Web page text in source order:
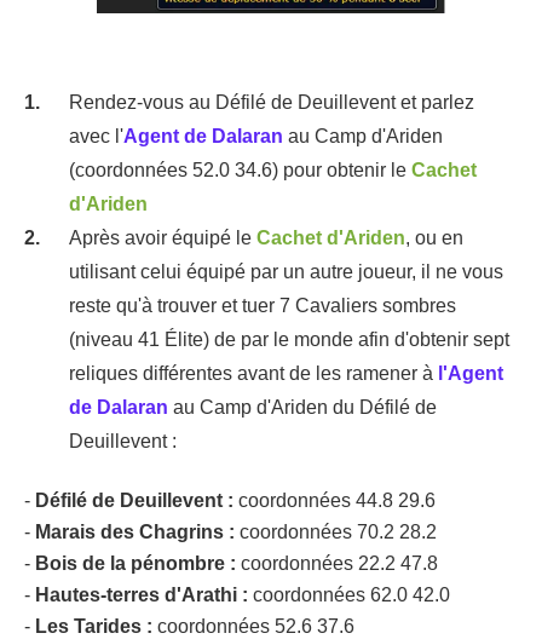
Rendez-vous au Défilé de Deuillevent et parlez
avec l'Agent de Dalaran au Camp d'Ariden
(coordonnées 52.0 34.6) pour obtenir le Cachet
d'Ariden
Après avoir équipé le Cachet d'Ariden, ou en
utilisant celui équipé par un autre joueur, il ne vous
reste qu'à trouver et tuer 7 Cavaliers sombres
(niveau 41 Élite) de par le monde afin d'obtenir sept
reliques différentes avant de les ramener à l'Agent
de Dalaran au Camp d'Ariden du Défilé de
Deuillevent :
- Défilé de Deuillevent : coordonnées 44.8 29.6
- Marais des Chagrins : coordonnées 70.2 28.2
- Bois de la pénombre : coordonnées 22.2 47.8
- Hautes-terres d'Arathi : coordonnées 62.0 42.0
- Les Tarides : coordonnées 52.6 37.6